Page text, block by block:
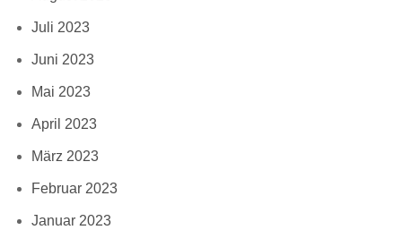
Juli 2023
Juni 2023
Mai 2023
April 2023
März 2023
Februar 2023
Januar 2023